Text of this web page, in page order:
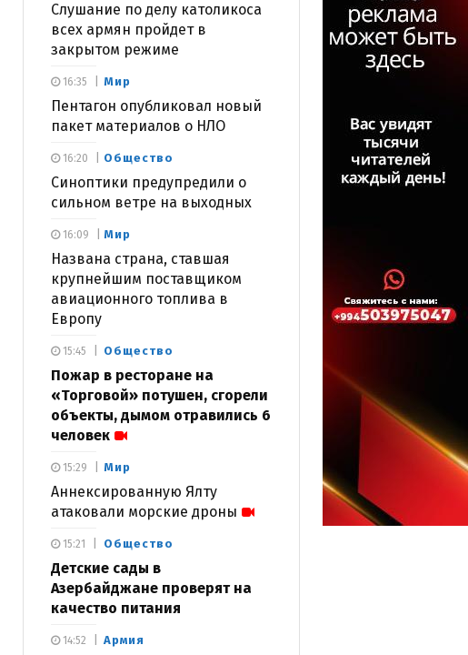
Слушание по делу католикоса
всех армян пройдет в
закрытом режиме
Мир
Пентагон опубликовал новый
пакет материалов о НЛО
16:35
Общество
Синоптики предупредили о
сильном ветре на выходных
16:20
Мир
Названа страна, ставшая
крупнейшим поставщиком
авиационного топлива в
Европу
16:09
Общество
Пожар в ресторане на
«Торговой» потушен, сгорели
объекты, дымом отравились 6
человек
15:45
Мир
Аннексированную Ялту
атаковали морские дроны
15:29
Общество
Детские сады в
Азербайджане проверят на
качество питания
15:21
Армия
14:52